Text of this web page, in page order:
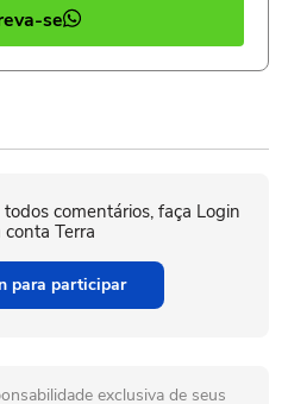
se
comentários, faça Login
conta Terra
para participar
exclusiva de seus